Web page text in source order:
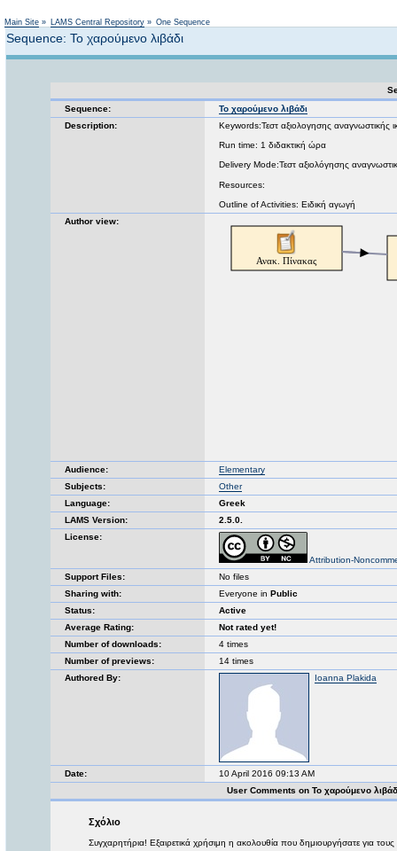
Main Site » LAMS Central Repository » One Sequence
Sequence: Το χαρούμενο λιβάδι
Sequence:
Το χαρούμενο λιβάδι
Description:
Keywords:Τεστ αξιολογησης αναγνωστικής
Run time: 1 διδακτική ώρα
Delivery Mode:Τεστ αξιολόγησης
Resources:
Outline of Activities: Ειδική αγωγή
Author view:
Audience:
Elementary
Subjects:
Other
Language:
Greek
LAMS Version:
2.5.0.
License:
Attribution-
Support Files:
No files
Sharing with:
Everyone in Public
Status:
Active
Average Rating:
Not rated yet!
Number of downloads:
4 times
Number of previews:
14 times
Authored By:
Ioanna Plakida
Date:
10 April 2016 09:13 AM
User Comments on Το χαρούμενο
Σχόλιο
Συγχαρητήρια! Εξαιρετικά χρήσιμη η ακολουθία που δημιουργήσατε για